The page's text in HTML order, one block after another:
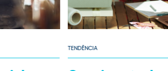
TENDÊNCIA